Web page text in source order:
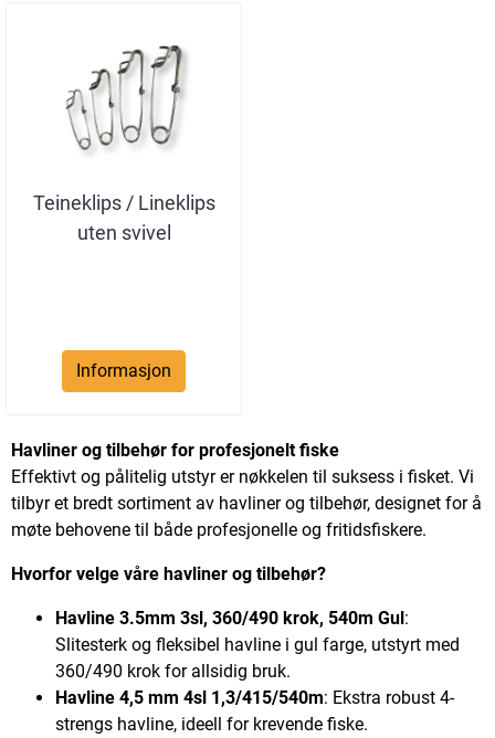
Teineklips / Lineklips
uten svivel
Informasjon
Havliner og tilbehør for profesjonelt fiske
Effektivt og pålitelig utstyr er nøkkelen til suksess i fisket. Vi
tilbyr et bredt sortiment av havliner og tilbehør, designet for å
møte behovene til både profesjonelle og fritidsfiskere.
Hvorfor velge våre havliner og tilbehør?
Havline 3.5mm 3sl, 360/490 krok, 540m Gul:
Slitesterk og fleksibel havline i gul farge, utstyrt med
360/490 krok for allsidig bruk.
Havline 4,5 mm 4sl 1,3/415/540m: Ekstra robust 4-
strengs havline, ideell for krevende fiske.